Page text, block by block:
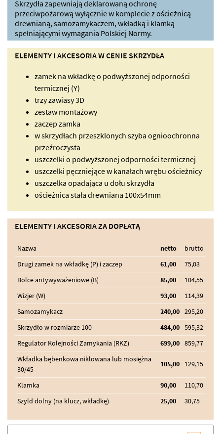
Skrzydła zapewniają deklarowaną ochronę
przeciwpożarową wyłącznie w komplecie z ościeżnicą
drewnianą, samozamykaczem, wkładką i klamką
spełniającymi wymagania Polskiej Normy.
ELEMENTY I AKCESORIA W CENIE SKRZYDŁA
zamek na wkładkę o podwyższonej odporności
termicznej (Y)
trzy zawiasy 3D
zestaw montażowy
zaczep zamka
w skrzydłach przeszklonych szyba ognioochronna
przeźroczysta
uszczelki o podwyższonej odporności termicznej
uszczelki pęczniejące w kanałach wrębu ościeżnicy
uszczelka opadająca u dołu skrzydła
ościeżnica stała drewniana 100x54mm
ELEMENTY I AKCESORIA ZA DOPŁATĄ
Nazwa netto
brutto
Drugi zamek na wkładkę (P) i zaczep
61,00
75,03
Bolce antywyważeniowe (B)
85,00
104,55
Wizjer (W)
93,00
114,39
Samozamykacz
240,00 295,20
Skrzydło w rozmiarze 100
484,00 595,32
Regulator Kolejności Zamykania (RKZ)
699,00 859,77
Wkładka bębenkowa niklowana lub mosiężna
30/45
105,00 129,15
Klamka 90,00
110,70
Szyld dolny (na klucz, wkładkę)
25,00 30,75